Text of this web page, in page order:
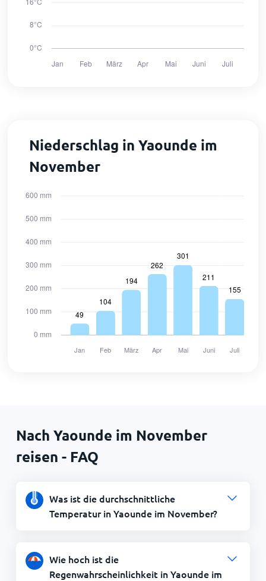
Niederschlag in Yaounde im
November
Nach Yaounde im November
reisen - FAQ
Was ist die durchschnittliche
Temperatur in Yaounde im November?
Wie hoch ist die
Regenwahrscheinlichkeit in Yaounde im